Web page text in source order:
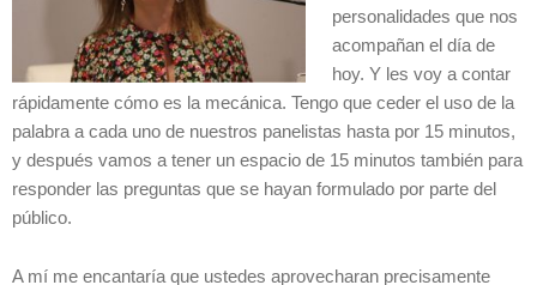
personalidades que nos
acompañan el día de
hoy. Y les voy a contar
rápidamente cómo es la mecánica. Tengo que ceder el uso de la
palabra a cada uno de nuestros panelistas hasta por 15 minutos,
y después vamos a tener un espacio de 15 minutos también para
responder las preguntas que se hayan formulado por parte del
público.
A mí me encantaría que ustedes aprovecharan precisamente